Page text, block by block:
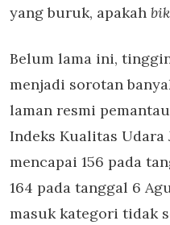
yang buruk, apakah
Belum lama ini,
menjadi sorotan
laman resmi
Indeks Kualitas Udara
mencapai 156 pada
164 pada tanggal 6
masuk kategori tidak